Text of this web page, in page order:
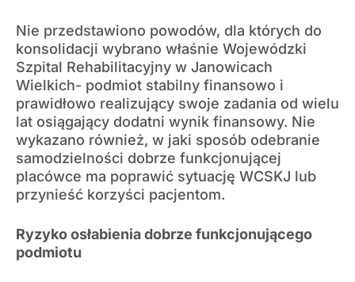
Nie przedstawiono powodów, dla których do
konsolidacji wybrano właśnie Wojewódzki
Szpital Rehabilitacyjny w Janowicach
Wielkich- podmiot stabilny finansowo i
prawidłowo realizujący swoje zadania od wielu
lat osiągający dodatni wynik finansowy. Nie
wykazano również, w jaki sposób odebranie
samodzielności dobrze funkcjonującej
placówce ma poprawić sytuację WCSKJ lub
przynieść korzyści pacjentom.
Ryzyko osłabienia dobrze funkcjonującego
podmiotu